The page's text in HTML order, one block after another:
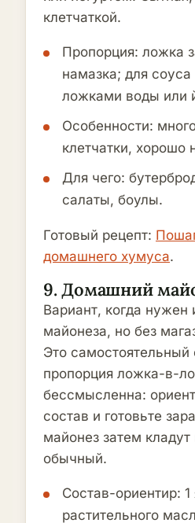
клетчаткой.
Пропорция: ложка
намазка; для соуса
ложками воды или
Особенности:
клетчатки, хорошо
Для чего:
салаты, боулы.
Готовый рецепт:
домашнего хумуса.
9. Домашний
Вариант, когда нужен
майонеза, но без
Это самостоятельный
пропорция ложка-в-
бессмысленна:
состав и готовьте
майонез затем
обычный.
Состав-ориентир:
растительного